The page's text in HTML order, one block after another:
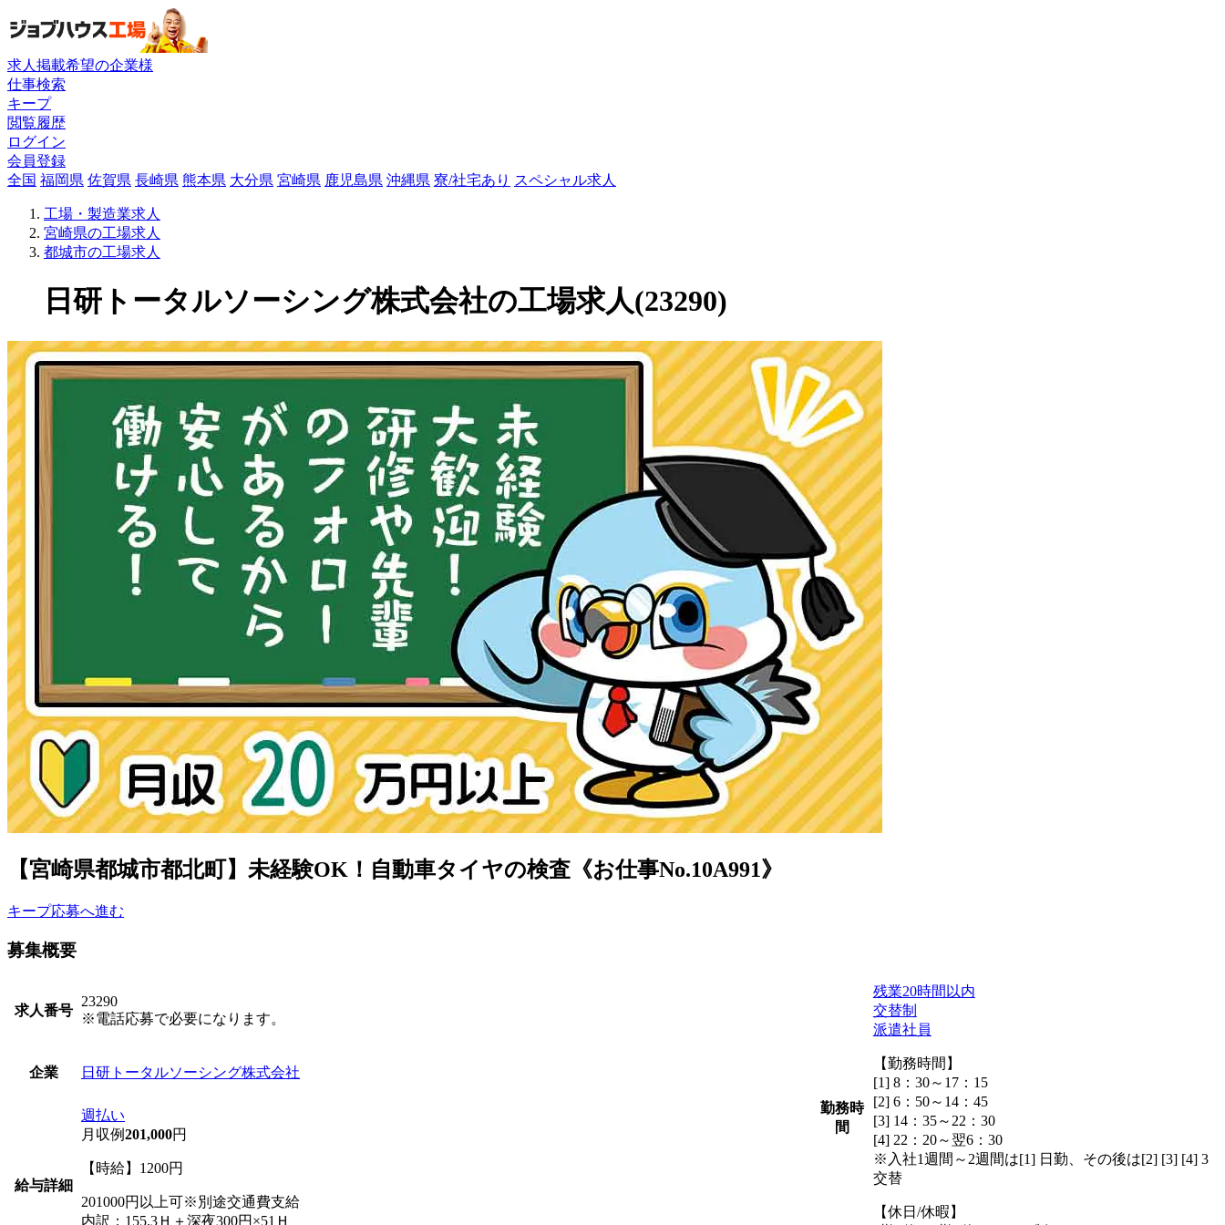
求人掲載希望の企業様
仕事検索
キープ
閲覧履歴
ログイン
会員登録
全国 福岡県 佐賀県 長崎県 熊本県 大分県 宮崎県 鹿児島県 沖縄県 寮/社宅あり スペシャル求人
工場・製造業求人
宮崎県の工場求人
都城市の工場求人
日研トータルソーシング株式会社の工場求人(23290)
【宮崎県都城市都北町】未経験OK！自動車タイヤの検査《お仕事No.10A991》
キープ応募へ進む
募集概要
求人番号
23290
※電話応募で必要になります。
企業 日研トータルソーシング株式会社
給与詳細
週払い
月収例201,000円
【時給】1200円
201000円以上可※別途交通費支給
内訳：155.3Ｈ＋深夜300円×51Ｈ
勤務時
間
残業20時間以内
交替制
派遣社員
【勤務時間】
[1] 8：30～17：15
[2] 6：50～14：45
[3] 14：35～22：30
[4] 22：20～翌6：30
※入社1週間～2週間は[1] 日勤、その後は[2] [3] [4] 3
交替
【休日/休暇】